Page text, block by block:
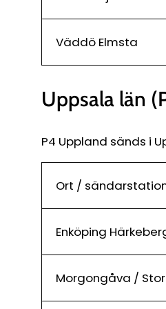
Väddö Elmsta
Uppsala län
P4 Uppland sänds i
Ort /
Enköping
Morgongåva /